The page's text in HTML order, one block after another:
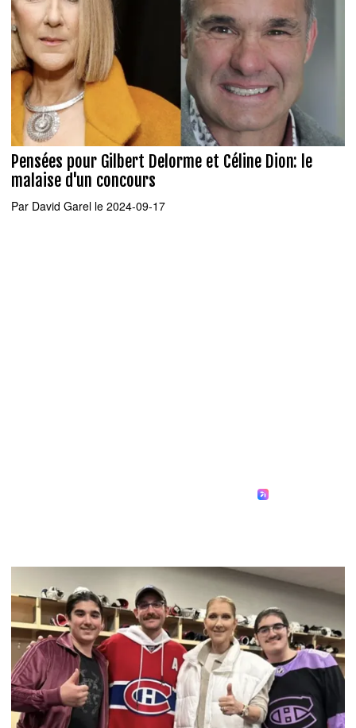
Pensées pour Gilbert Delorme et Céline Dion: le
malaise d'un concours
Par David Garel le 2024-09-17